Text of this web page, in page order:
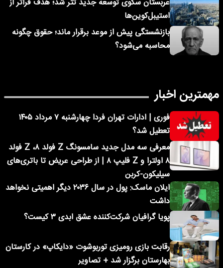
عربستان سکوی توسعه جدید تتر شد؛ هدف فراتر از
استیبل‌کوین‌ها
بازنشستگی پیش از موعد برقرار ماند؛ حقوق چگونه
محاسبه می‌شود؟
مهمترین اخبار
فوری | ادارات تهران فردا چهارشنبه ۷ مرداد ۱۴۰۵
تعطیل شد؟
معرفی سه مدل جدید سامسونگ Z فولد ۸، Z فولد
۸ اولترا و Z فلیپ ۸ | از طراحی عریض تا باتری‌های
سیلیکون-کربن
ایلان ماسک: پول در سال ۲۰۳۶ دیگر اهمیتی نخواهد
داشت
پویا گرافیان شرکت‌کننده عشق ابدی ۳ کیست؟
رقابت بازی رومیزی توربوشوت «دایکاپ» در کارستان
بهارستان برگزار شد + تصاویر